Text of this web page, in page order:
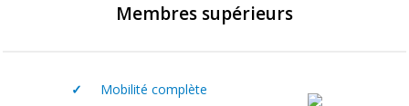
Membres supérieurs
✓ Mobilité complète